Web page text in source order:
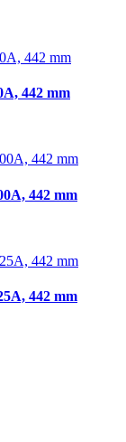
442 mm
442 mm
442 mm